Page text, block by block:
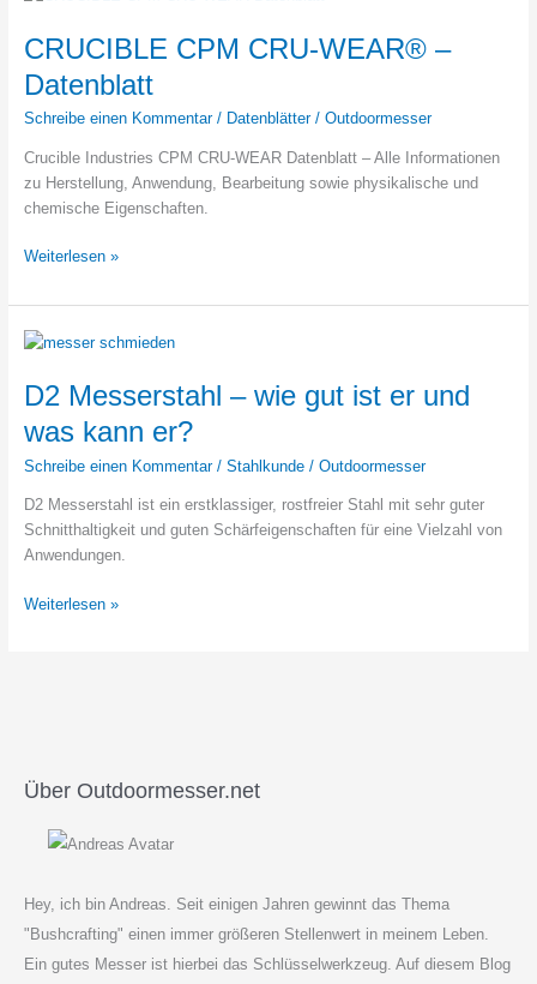
CRUCIBLE CPM CRU-WEAR® –
Datenblatt
Schreibe einen Kommentar / Datenblätter/ Outdoormesser
Crucible Industries CPM CRU-WEAR Datenblatt – Alle Informationen
zu Herstellung, Anwendung, Bearbeitung sowie physikalische und
chemische Eigenschaften.
CRUCIBLE
CRU-
WEAR®
Datenblatt
Weiterlesen »
D2 Messerstahl – wie gut ist er und
was kann er?
Schreibe einen Kommentar / Stahlkunde/ Outdoormesser
D2 Messerstahl ist ein erstklassiger, rostfreier Stahl mit sehr guter
Schnitthaltigkeit und guten Schärfeigenschaften für eine Vielzahl von
Anwendungen.
D2
und
was
kann
Weiterlesen »
Über Outdoormesser.net
Hey, ich bin Andreas. Seit einigen Jahren gewinnt das Thema
"Bushcrafting" einen immer größeren Stellenwert in meinem Leben.
Ein gutes Messer ist hierbei das Schlüsselwerkzeug. Auf diesem Blog